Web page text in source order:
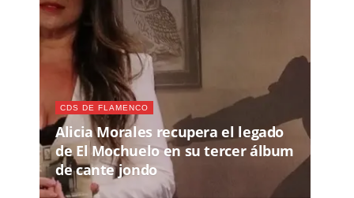
CDS DE FLAMENCO
Alicia Morales recupera el legado
de El Mochuelo en su tercer álbum
de cante jondo